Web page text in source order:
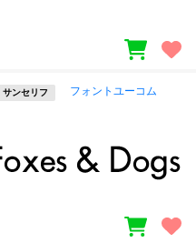
サンセリフ フォントユーコム